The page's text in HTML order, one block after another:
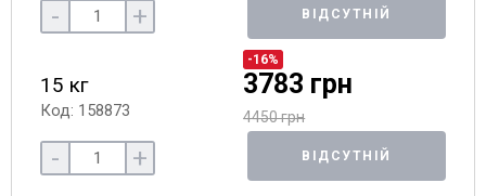
- + ВІДСУТНІЙ
15 кг
Код: 158873
-16%
3783 грн
4450 грн
- + ВІДСУТНІЙ